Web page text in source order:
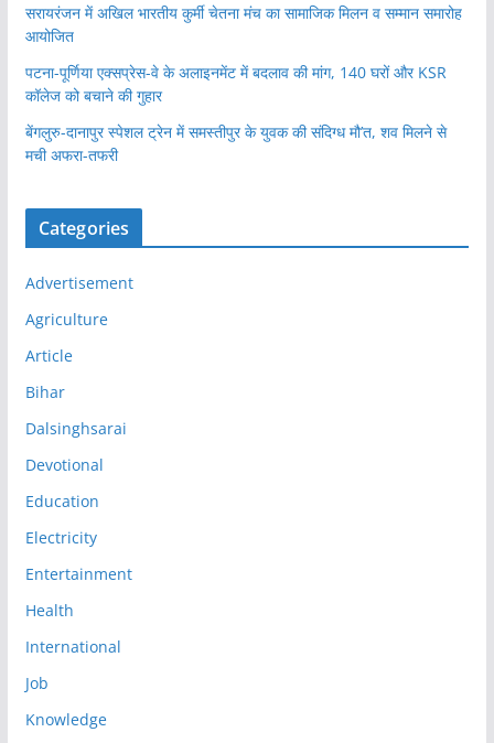
सरायरंजन में अखिल भारतीय कुर्मी चेतना मंच का सामाजिक मिलन व सम्मान समारोह
आयोजित
पटना-पूर्णिया एक्सप्रेस-वे के अलाइनमेंट में बदलाव की मांग, 140 घरों और KSR
कॉलेज को बचाने की गुहार
बेंगलुरु-दानापुर स्पेशल ट्रेन में समस्तीपुर के युवक की संदिग्ध मौ’त, शव मिलने से
मची अफरा-तफरी
Categories
Advertisement
Agriculture
Article
Bihar
Dalsinghsarai
Devotional
Education
Electricity
Entertainment
Health
International
Job
Knowledge